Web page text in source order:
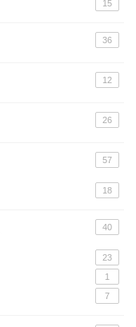
15
36
12
26
57
18
40
23
1
7